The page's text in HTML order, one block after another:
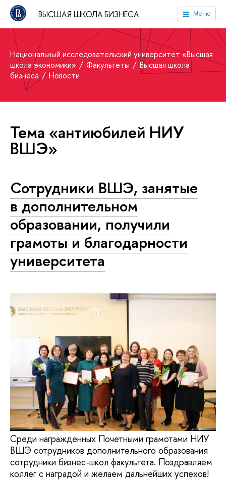
ВЫСШАЯ ШКОЛА БИЗНЕСА Меню
Национальный исследовательский университет «Высшая
школа экономики»
Факультеты
Высшая школа
бизнеса
Новости
Тема «антиюбилей НИУ
ВШЭ»
Сотрудники ВШЭ, занятые
в дополнительном
образовании, получили
грамоты и благодарности
университета
Среди награжденных Почетными грамотами НИУ
ВШЭ сотрудников дополнительного образования
сотрудники бизнес-школ факультета. Поздравляем
коллег с наградой и желаем дальнейших успехов!